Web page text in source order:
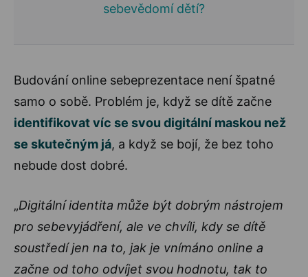
sebevědomí dětí?
Budování online sebeprezentace není špatné
samo o sobě. Problém je, když se dítě začne
identifikovat víc se svou digitální maskou než
se skutečným já, a když se bojí, že bez toho
nebude dost dobré.
„Digitální identita může být dobrým nástrojem
pro sebevyjádření, ale ve chvíli, kdy se dítě
soustředí jen na to, jak je vnímáno online a
začne od toho odvíjet svou hodnotu, tak to